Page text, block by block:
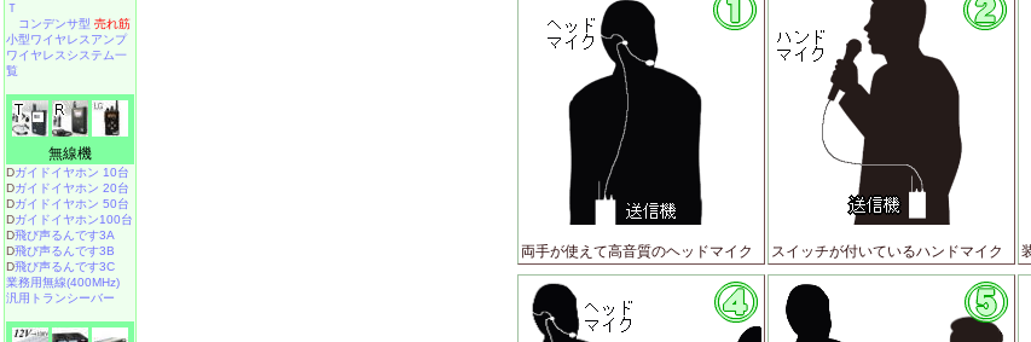
両手が使えて高音質のヘッドマイク スイッチが付いているハンドマイク
Ｔ
コンデンサ型 売れ筋
小型ワイヤレスアンプ
ワイヤレスシステム一
覧
無線機
Dガイドイヤホン 10台
Dガイドイヤホン 20台
Dガイドイヤホン 50台
Dガイドイヤホン100台
D飛び声るんです3A
D飛び声るんです3B
D飛び声るんです3C
業務用無線(400MHz)
汎用トランシーバー